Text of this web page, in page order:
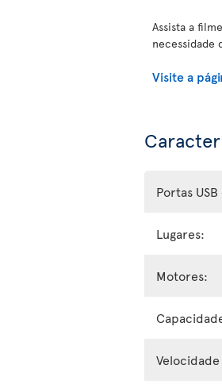
Assista a
necessidade
Visite a
Portas
Lugares:
Motores: